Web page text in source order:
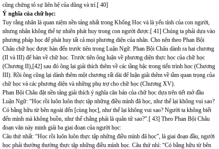
cũng chứng tỏ sự liên hệ của dũng và trí.[ 40]
Ý nghĩa của chữ học:
Tuy rằng nhân là quan niệm nền tảng nhất trong Khổng Học và là yếu tính của con người,
nhưng nhân không thể tự nhiên phát huy trong con người được.[ 41] Chúng ta phải dựa vào
phương pháp học để phát huy tất cả mọi phương diện của nhân. Cho nên theo Phan Bội
Châu chữ học được bàn đến trước tiên trong Luận Ngữ. Phan Bội Châu dành ra hai chương
(II và III) để bàn về chữ học. Trước tiên ông luận về phương diện thực học của chữ học
(Chương II),[42] sau đó ông lại giải thích thêm về các tầng bậc trong tiến trình học (Chương
III). Rồi ông cũng lại dành thêm một chương rất dài để luận giải thêm về tầm quan trọng của
chữ học và các phương diện và những phụ trợ cho chữ học (Chương XV).
Phan Bội Châu đặt nền tảng giải thích ý nghĩa căn bản của chữ học dựa trên tiết mở đầu
Luận Ngữ: “Học rồi luôn luôn thực tập những điều mình đã học, như thế lại không vui sao?
Có bằng hữu từ bên ngoài đến [cùng học], như thế lại không vui sao? Người ta không biết
đến mình mà không buồn, như thế chẳng phải là quân tử sao?”.[ 43] Theo Phan Bội Châu
đoạn văn này minh giải ba giai đoạn của người học:
Câu thứ nhất: “Học rồi luôn luôn thực tập những điều mình đã học”, là giai đoạn đầu, người
học phải thường thường thực tập những điều mình học. Câu thứ nhì: “Có bằng hữu từ bên